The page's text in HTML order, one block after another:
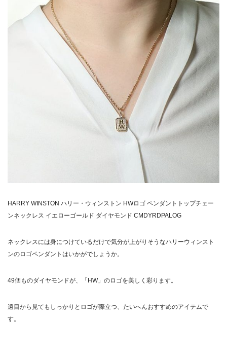
HARRY WINSTON ハリー・ウィンストン HWロゴ ペンダントトップチェー
ンネックレス イエローゴールド ダイヤモンド CMDYRDPALOG
ネックレスには身につけているだけで気分が上がりそうなハリーウィンスト
ンのロゴペンダントはいかがでしょうか。
49個ものダイヤモンドが、「HW」のロゴを美しく彩ります。
遠目から見てもしっかりとロゴが際立つ、たいへんおすすめのアイテムで
す。